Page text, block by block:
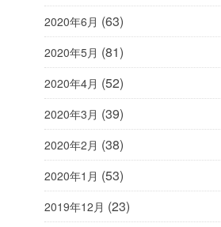
2020年6月 (63)
2020年5月 (81)
2020年4月 (52)
2020年3月 (39)
2020年2月 (38)
2020年1月 (53)
2019年12月 (23)